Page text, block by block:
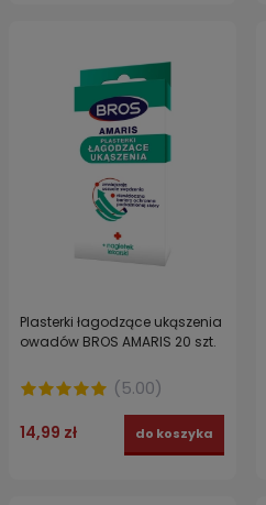
Plasterki łagodzące ukąszenia
owadów BROS AMARIS 20 szt.
(5.00)
14,99 zł do koszyka